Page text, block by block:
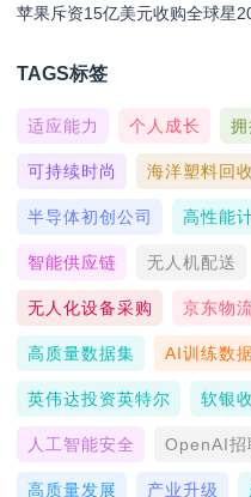
苹果斥资15亿美元收购全球星
TAGS标签
适应能力 个人成长
可持续时尚 海洋塑料回收
半导体初创公司 高性能
智能供应链 无人机配送
无人化设备采购 京东物
高质量数据集 AI训练数
英伟达投资英特尔 软银
人工智能安全 OpenAI招
高质量发展 产业升级